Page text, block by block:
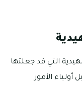
التي قد جعلتها
الأمور